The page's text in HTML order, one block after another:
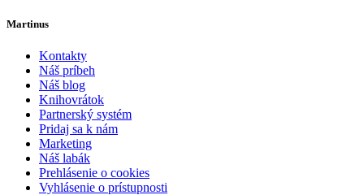
Martinus
Kontakty
Náš príbeh
Náš blog
Knihovrátok
Partnerský systém
Pridaj sa k nám
Marketing
Náš labák
Prehlásenie o cookies
Vyhlásenie o prístupnosti